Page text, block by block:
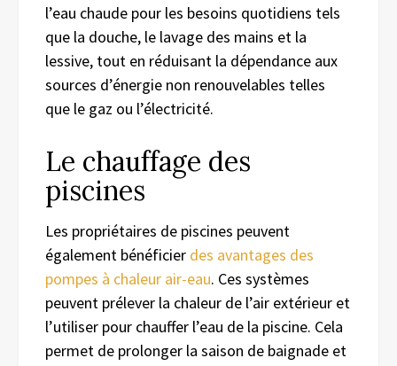
l’eau chaude pour les besoins quotidiens tels
que la douche, le lavage des mains et la
lessive, tout en réduisant la dépendance aux
sources d’énergie non renouvelables telles
que le gaz ou l’électricité.
Le chauffage des
piscines
Les propriétaires de piscines peuvent
également bénéficier des avantages des
pompes à chaleur air-eau. Ces systèmes
peuvent prélever la chaleur de l’air extérieur et
l’utiliser pour chauffer l’eau de la piscine. Cela
permet de prolonger la saison de baignade et